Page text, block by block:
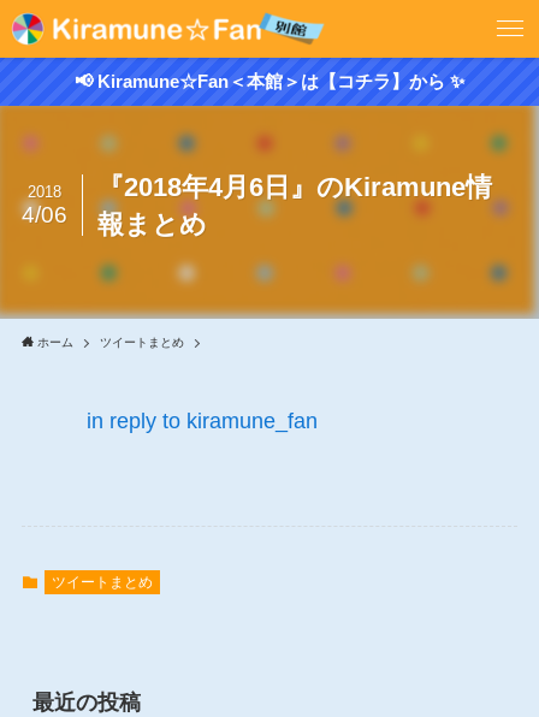
📢 Kiramune☆Fan＜本館＞は【コチラ】から ✨
『2018年4月6日』のKiramune情
報まとめ
2018
4/06
ホーム ツイートまとめ
in reply to kiramune_fan
ツイートまとめ
最近の投稿